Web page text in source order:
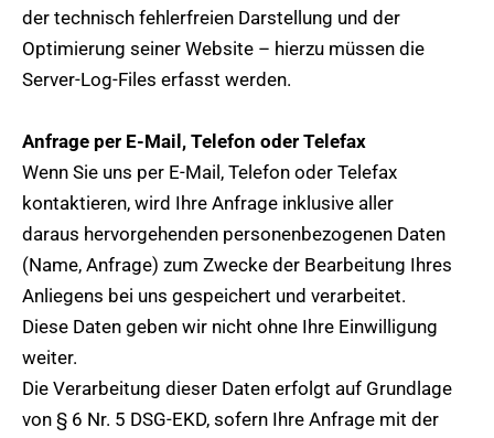
der technisch fehlerfreien Darstellung und der
Optimierung seiner Website – hierzu müssen die
Server-Log-Files erfasst werden.
Anfrage per E-Mail, Telefon oder Telefax
Wenn Sie uns per E-Mail, Telefon oder Telefax
kontaktieren, wird Ihre Anfrage inklusive aller
daraus hervorgehenden personenbezogenen Daten
(Name, Anfrage) zum Zwecke der Bearbeitung Ihres
Anliegens bei uns gespeichert und verarbeitet.
Diese Daten geben wir nicht ohne Ihre Einwilligung
weiter.
Die Verarbeitung dieser Daten erfolgt auf Grundlage
von § 6 Nr. 5 DSG-EKD, sofern Ihre Anfrage mit der